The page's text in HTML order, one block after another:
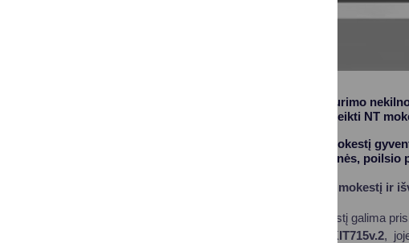
Gyventojai, kurių turimo
150 tūkst. eurų, pateikti NT
Primenu, kad NT mokestį
ūkio, mokslo, religinės,
Kaip deklaruoti NT mokestį ir
Deklaruoti NT mokestį galima
KIT715v.2,